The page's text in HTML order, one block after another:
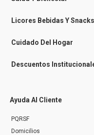
s
n
g
r
Licores Bebidas Y Snacks
Cuidado Del Hogar
Descuentos
Ayuda Al Cliente
PQRSF
Domicilios